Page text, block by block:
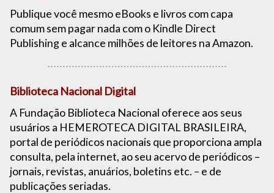
Publique você mesmo eBooks e livros com capa
comum sem pagar nada com o Kindle Direct
Publishing e alcance milhões de leitores na Amazon.
Biblioteca Nacional Digital
A Fundação Biblioteca Nacional oferece aos seus
usuários a HEMEROTECA DIGITAL BRASILEIRA,
portal de periódicos nacionais que proporciona ampla
consulta, pela internet, ao seu acervo de periódicos –
jornais, revistas, anuários, boletins etc. – e de
publicações seriadas.